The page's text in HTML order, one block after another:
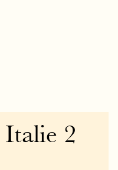
Italie 2